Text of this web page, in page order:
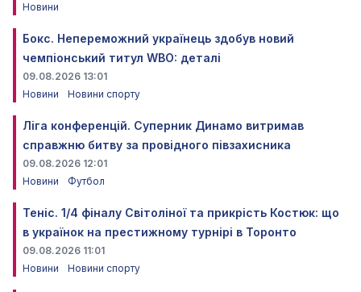
Новини
Бокс. Непереможний українець здобув новий
чемпіонський титул WBO: деталі
09.08.2026 13:01
Новини
Новини спорту
Ліга конференцій. Суперник Динамо витримав
справжню битву за провідного півзахисника
09.08.2026 12:01
Новини
Футбол
Теніс. 1/4 фіналу Світоліної та прикрість Костюк: що
в українок на престижному турнірі в Торонто
09.08.2026 11:01
Новини
Новини спорту